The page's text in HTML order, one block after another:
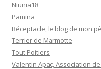
Niunia18
Pamina
Réceptacle, le blog de mon
Terrier de Marmotte
Tout Poitiers
Valentin Apac, Association